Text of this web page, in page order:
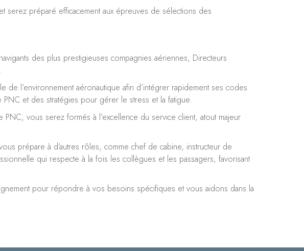
serez préparé efficacement aux épreuves de sélections des
des plus prestigieuses compagnies aériennes, Directeurs
l’environnement aéronautique afin d’intégrer rapidement ses codes
et des stratégies pour gérer le stress et la fatigue.
vous serez formés à l’excellence du service client, atout majeur
prépare à d’autres rôles, comme chef de cabine, instructeur de
qui respecte à la fois les collègues et les passagers, favorisant
pour répondre à vos besoins spécifiques et vous aidons dans la